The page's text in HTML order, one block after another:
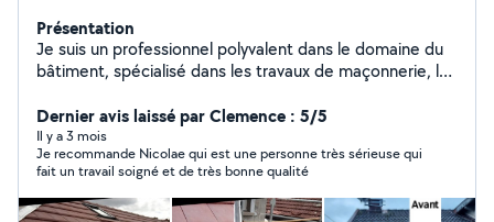
Présentation
Je suis un professionnel polyvalent dans le domaine du
bâtiment, spécialisé dans les travaux de maçonnerie, les
encore plus. Fort de plus de 20 ans d'expérience, quel
que soit votre besoin dans le domaine du bâtiment, je
suis là pour vous aider.
Dernier avis laissé par Clemence : 5/5
Il y a 3 mois
Je recommande Nicolae qui est une personne très sérieuse qui
fait un travail soigné et de très bonne qualité